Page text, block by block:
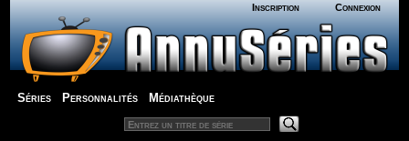
Inscription Connexion
Séries Personnalités Médiathèque